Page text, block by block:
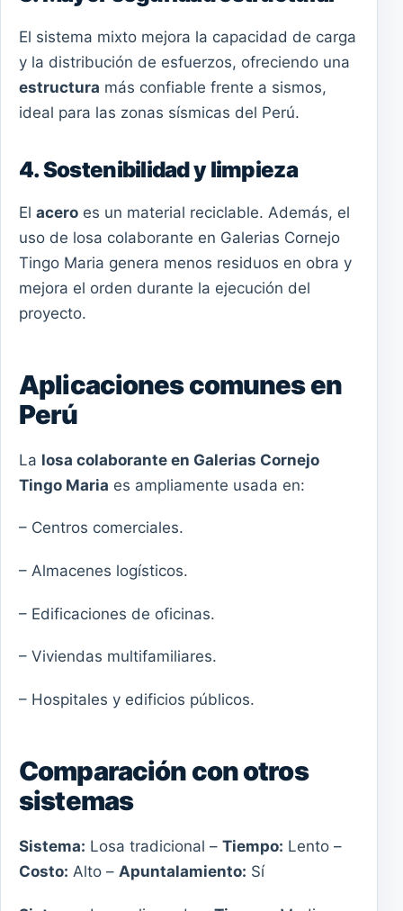
El sistema mixto mejora la capacidad de carga
y la distribución de esfuerzos, ofreciendo una
estructura más confiable frente a sismos,
ideal para las zonas sísmicas del Perú.
4. Sostenibilidad y limpieza
El acero es un material reciclable. Además, el
uso de losa colaborante en Galerias Cornejo
Tingo Maria genera menos residuos en obra y
mejora el orden durante la ejecución del
proyecto.
Aplicaciones comunes en
Perú
La losa colaborante en Galerias Cornejo
Tingo Maria es ampliamente usada en:
– Centros comerciales.
– Almacenes logísticos.
– Edificaciones de oficinas.
– Viviendas multifamiliares.
– Hospitales y edificios públicos.
Comparación con otros
sistemas
Sistema: Losa tradicional – Tiempo: Lento –
Costo: Alto – Apuntalamiento: Sí